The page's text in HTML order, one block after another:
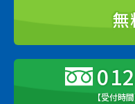
無
【受付時